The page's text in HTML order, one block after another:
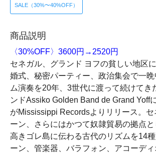
SALE（30%〜40%OFF）
商品説明
〈30%OFF〉3600円→2520円
セネガル、グランド ヨフの貧しい地区
婚式、秘密パーティー、政治集会で一
ム演奏を20年、3世代に渡って続けてき
ンドAssiko Golden Band de Grand Yoff
がMississippi Recordsよりリリース。
ーン、さらにはかつて奴隷貿易の拠点
高きゴレ島に伝わる古代のリズムを14
ーン、管楽器、バラフォン、アコーデ